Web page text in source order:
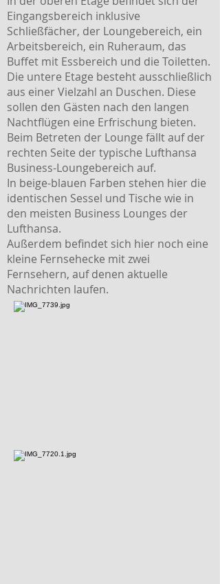
Eingangsbereich inklusive
Schließfächer, der Loungebereich, ein
Arbeitsbereich, ein Ruheraum, das
Buffet mit Essbereich und die Toiletten.
Die untere Etage besteht ausschließlich
aus einer Vielzahl an Duschen. Diese
sollen den Gästen nach den langen
Nachtflügen eine Erfrischung bieten.
Beim Betreten der Lounge fällt auf der
rechten Seite der typische Lufthansa
Business-Loungebereich auf.
In beige-blauen Farben stehen hier die
identischen Sessel und Tische wie in
den meisten Business Lounges der
Lufthansa.
Außerdem befindet sich hier noch eine
kleine Fernsehecke mit zwei
Fernsehern, auf denen aktuelle
Nachrichten laufen.